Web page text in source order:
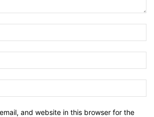
and website in this browser for the